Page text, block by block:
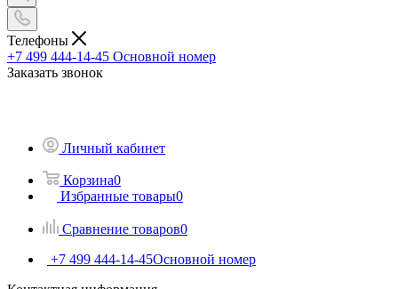
Телефоны
+7 499 444-14-45 Основной номер
Заказать звонок
Личный кабинет
Корзина0
Избранные товары0
Сравнение товаров0
+7 499 444-14-45Основной номер